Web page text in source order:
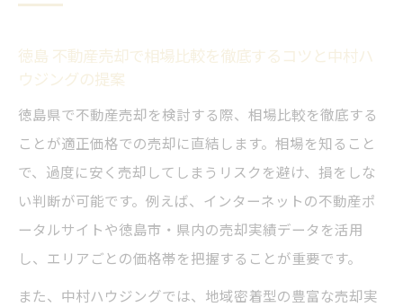
徳島 不動産売却で相場比較を徹底するコツと中村ハ
ウジングの提案
徳島県で不動産売却を検討する際、相場比較を徹底する
ことが適正価格での売却に直結します。相場を知ること
で、過度に安く売却してしまうリスクを避け、損をしな
い判断が可能です。例えば、インターネットの不動産ポ
ータルサイトや徳島市・県内の売却実績データを活用
し、エリアごとの価格帯を把握することが重要です。
また、中村ハウジングでは、地域密着型の豊富な売却実